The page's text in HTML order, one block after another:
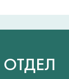
ОТДЕЛ